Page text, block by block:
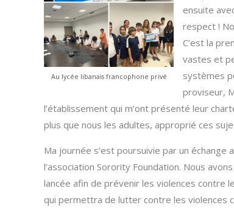
Au lycée libanais francophone privé
ensuite
respect !
C’est la
vastes et
systèmes
proviseur,
l’établissement qui m’ont présenté leur
plus que nous les adultes, approprié ces
Ma journée s’est poursuivie par un
l’association Sorority Foundation. Nous
lancée afin de prévenir les violences contre
qui permettra de lutter contre les violences